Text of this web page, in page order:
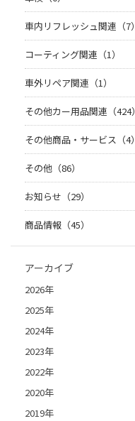
車内リフレッシュ関連（7）
コーティング関連（1）
車外リペア関連（1）
その他カー用品関連（424）
その他商品・サービス（4）
その他（86）
お知らせ（29）
商品情報（45）
アーカイブ
2026年
2025年
2024年
2023年
2022年
2020年
2019年